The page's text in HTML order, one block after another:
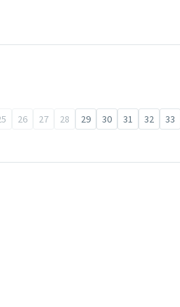
26 27 28 29 30 31 32 33